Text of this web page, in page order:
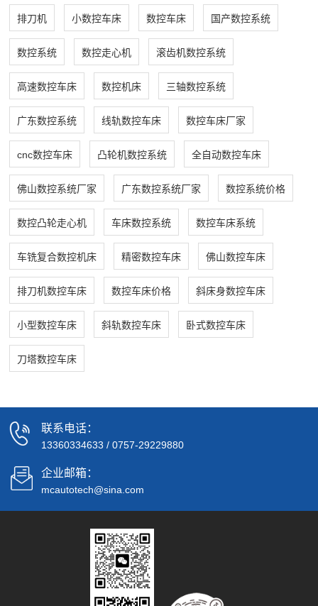
排刀机 小数控车床 数控车床 国产数控系统
数控系统 数控走心机 滚齿机数控系统
高速数控车床 数控机床 三轴数控系统
广东数控系统 线轨数控车床 数控车床厂家
cnc数控车床 凸轮机数控系统 全自动数控车床
佛山数控系统厂家 广东数控系统厂家 数控系统价格
数控凸轮走心机 车床数控系统 数控车床系统
车铣复合数控机床 精密数控车床 佛山数控车床
排刀机数控车床 数控车床价格 斜床身数控车床
小型数控车床 斜轨数控车床 卧式数控车床
刀塔数控车床
联系电话：
13360334633/ 0757-29229880
企业邮箱：
mcautotech@sina.com